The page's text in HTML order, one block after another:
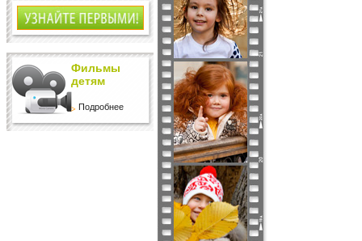
Фильмы
детям
Подробнее